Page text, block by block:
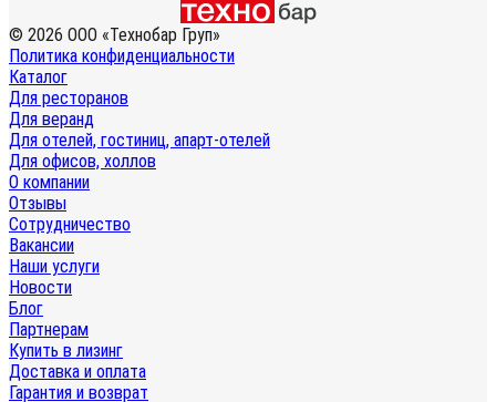
© 2026 ООО «Технобар Груп»
Политика конфиденциальности
Каталог
Для ресторанов
Для веранд
Для отелей, гостиниц, апарт-отелей
Для офисов, холлов
О компании
Отзывы
Сотрудничество
Вакансии
Наши услуги
Новости
Блог
Партнерам
Купить в лизинг
Доставка и оплата
Гарантия и возврат